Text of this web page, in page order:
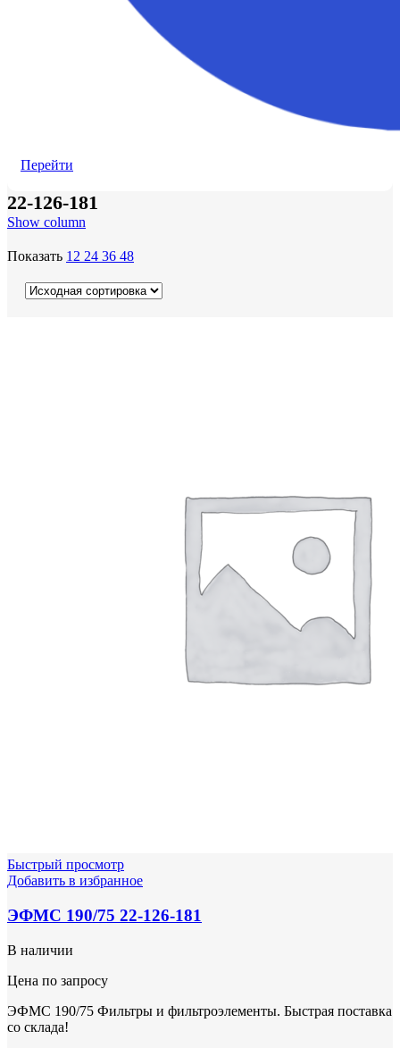
Перейти
22-126-181
Show column
Показать 12 24 36 48
Быстрый просмотр
Добавить в избранное
ЭФМС 190/75 22-126-181
В наличии
Цена по запросу
ЭФМС 190/75 Фильтры и фильтроэлементы. Быстрая поставка
со склада!